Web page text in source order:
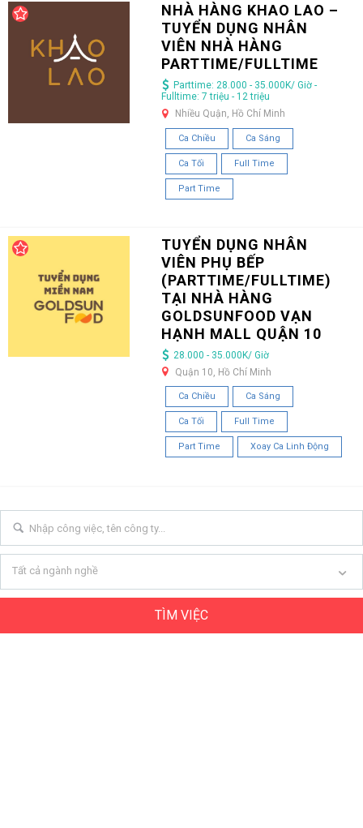
NHÀ HÀNG KHAO LAO –
TUYỂN DỤNG NHÂN
VIÊN NHÀ HÀNG
PARTTIME/FULLTIME
Parttime: 28.000 - 35.000K/ Giờ -
Fulltime: 7 triệu - 12 triệu
Nhiều Quận, Hồ Chí Minh
Ca Chiều Ca Sáng
Ca Tối Full Time
Part Time
TUYỂN DỤNG NHÂN
VIÊN PHỤ BẾP
(PARTTIME/FULLTIME)
TẠI NHÀ HÀNG
GOLDSUNFOOD VẠN
HẠNH MALL QUẬN 10
28.000 - 35.000K/ Giờ
Quận 10, Hồ Chí Minh
Ca Chiều Ca Sáng
Ca Tối Full Time
Part Time Xoay Ca Linh Động
Tất cả ngành nghề